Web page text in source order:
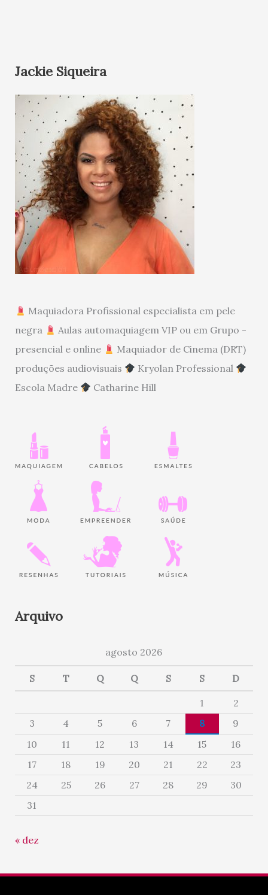
Jackie Siqueira
Maquiadora Profissional especialista em pele
negra
Aulas automaquiagem VIP ou em Grupo -
presencial e online
Maquiador de Cinema (DRT)
produções audiovisuais
Kryolan Professional
Escola Madre
Catharine Hill
Arquivo
agosto 2026
S T Q Q S S D
1
2
3
4 5 6 7 8
9
10
11 12 13 14 15
16
17
18 19 20 21 22
23
24
25 26 27 28 29
30
31
« dez